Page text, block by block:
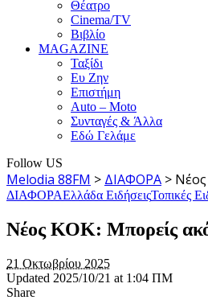
Θέατρο
Cinema/TV
Βιβλίο
MAGAZINE
Ταξίδι
Ευ Ζην
Επιστήμη
Auto – Moto
Συνταγές & Άλλα
Εδώ Γελάμε
Follow US
Melodia 88FM > ΔΙΑΦΟΡΑ >
ΔΙΑΦΟΡΑΕλλάδα ΕιδήσειςΤοπικές
Νέος ΚΟΚ: Μπορείς
21 Οκτωβρίου 2025
Updated 2025/10/21 at 1:04 ΠΜ
Share